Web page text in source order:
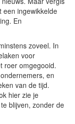
een ingewikkelde
En
zoveel. In
voor
roer omgegooid.
en
van de tijd.
hier zie je
blijven, zonder de